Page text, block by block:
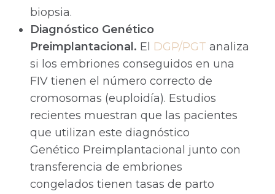
biopsia.
Diagnóstico Genético
Preimplantacional. El DGP/PGT analiza
si los embriones conseguidos en una
FIV tienen el número correcto de
cromosomas (euploidía). Estudios
recientes muestran que las pacientes
que utilizan este diagnóstico
Genético Preimplantacional junto con
transferencia de embriones
congelados tienen tasas de parto